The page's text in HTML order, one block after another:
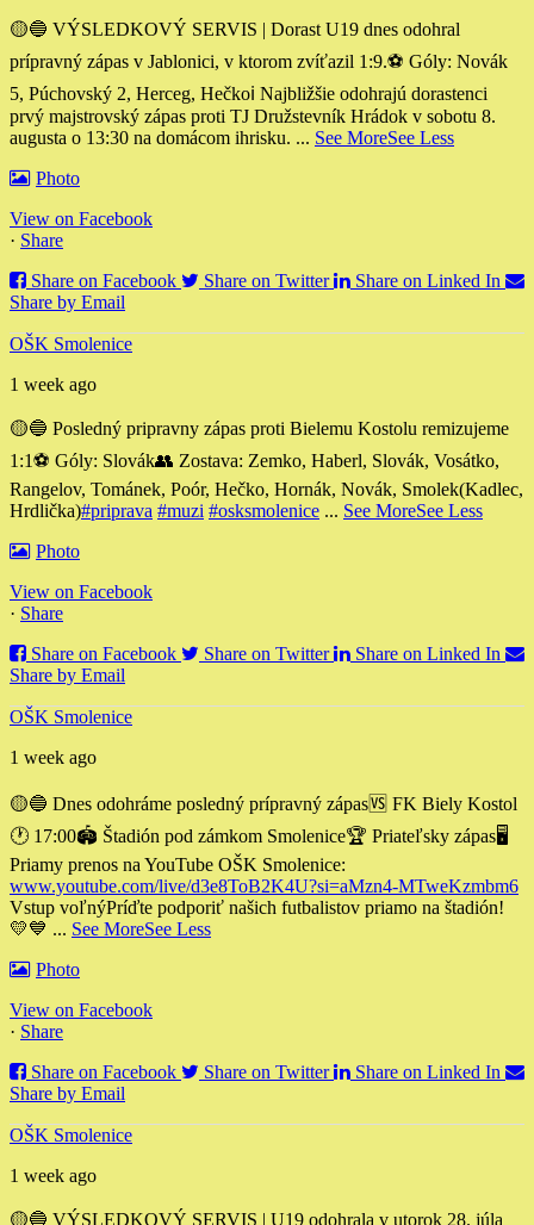
🟡🔵 VÝSLEDKOVÝ SERVIS | Dorast U19 dnes odohral
prípravný zápas v Jablonici, v ktorom zvíťazil 1:9.⚽️ Góly: Novák
5, Púchovský 2, Herceg, Hečkoℹ️ Najbližšie odohrajú dorastenci
prvý majstrovský zápas proti TJ Družstevník Hrádok v sobotu 8.
augusta o 13:30 na domácom ihrisku. ... See MoreSee Less
Photo
View on Facebook
· Share
Share on Facebook
Share on Twitter
Share on Linked In
Share by Email
OŠK Smolenice
1 week ago
🟡🔵 Posledný pripravny zápas proti Bielemu Kostolu remizujeme
1:1⚽️ Góly: Slovák👥 Zostava: Zemko, Haberl, Slovák, Vosátko,
Rangelov, Tománek, Poór, Hečko, Hornák, Novák, Smolek(Kadlec,
Hrdlička)#priprava #muzi #osksmolenice ... See MoreSee Less
Photo
View on Facebook
· Share
Share on Facebook
Share on Twitter
Share on Linked In
Share by Email
OŠK Smolenice
1 week ago
🟡🔵 Dnes odohráme posledný prípravný zápas🆚 FK Biely Kostol
🕐 17:00🏟 Štadión pod zámkom Smolenice🏆 Priateľsky zápas🖥
Priamy prenos na YouTube OŠK Smolenice:
www.youtube.com/live/d3e8ToB2K4U?si=aMzn4-MTweKzmbm6
Vstup voľnýPríďte podporiť našich futbalistov priamo na štadión!
💛💙 ... See MoreSee Less
Photo
View on Facebook
· Share
Share on Facebook
Share on Twitter
Share on Linked In
Share by Email
OŠK Smolenice
1 week ago
🟡🔵 VÝSLEDKOVÝ SERVIS | U19 odohrala v utorok 28. júla